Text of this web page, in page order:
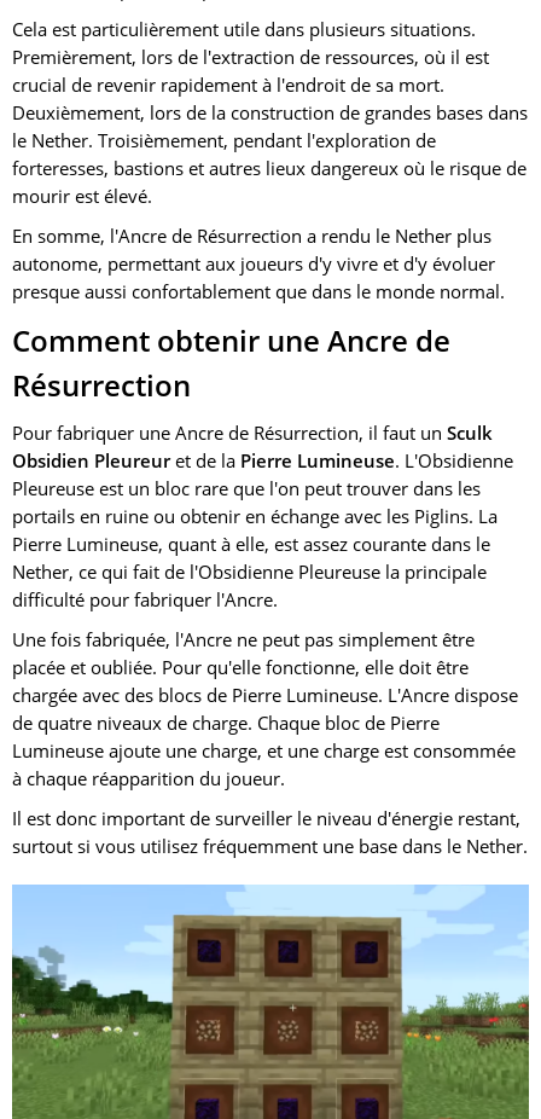
Cela est particulièrement utile dans plusieurs situations.
Premièrement, lors de l'extraction de ressources, où il est
crucial de revenir rapidement à l'endroit de sa mort.
Deuxièmement, lors de la construction de grandes bases dans
le Nether. Troisièmement, pendant l'exploration de
forteresses, bastions et autres lieux dangereux où le risque de
mourir est élevé.
En somme, l'Ancre de Résurrection a rendu le Nether plus
autonome, permettant aux joueurs d'y vivre et d'y évoluer
presque aussi confortablement que dans le monde normal.
Comment obtenir une Ancre de
Résurrection
Pour fabriquer une Ancre de Résurrection, il faut un Sculk
Obsidien Pleureuret de la Pierre Lumineuse. L'Obsidienne
Pleureuse est un bloc rare que l'on peut trouver dans les
portails en ruine ou obtenir en échange avec les Piglins. La
Pierre Lumineuse, quant à elle, est assez courante dans le
Nether, ce qui fait de l'Obsidienne Pleureuse la principale
difficulté pour fabriquer l'Ancre.
Une fois fabriquée, l'Ancre ne peut pas simplement être
placée et oubliée. Pour qu'elle fonctionne, elle doit être
chargée avec des blocs de Pierre Lumineuse. L'Ancre dispose
de quatre niveaux de charge. Chaque bloc de Pierre
Lumineuse ajoute une charge, et une charge est consommée
à chaque réapparition du joueur.
Il est donc important de surveiller le niveau d'énergie restant,
surtout si vous utilisez fréquemment une base dans le Nether.